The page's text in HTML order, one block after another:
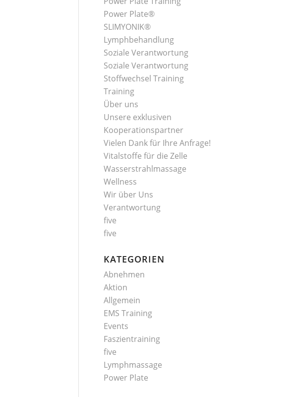
Power Plate®
SLIMYONIK®
Lymphbehandlung
Soziale Verantwortung
Soziale Verantwortung
Stoffwechsel Training
Training
Über uns
Unsere exklusiven
Kooperationspartner
Vielen Dank für Ihre Anfrage!
Vitalstoffe für die Zelle
Wasserstrahlmassage
Wellness
Wir über Uns
Verantwortung
five
five
KATEGORIEN
Abnehmen
Aktion
Allgemein
EMS Training
Events
Faszientraining
five
Lymphmassage
Power Plate